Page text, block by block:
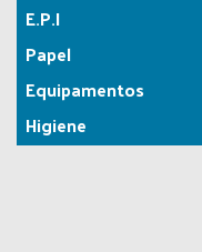
E.P.I
Papel
Equipamentos
Higiene